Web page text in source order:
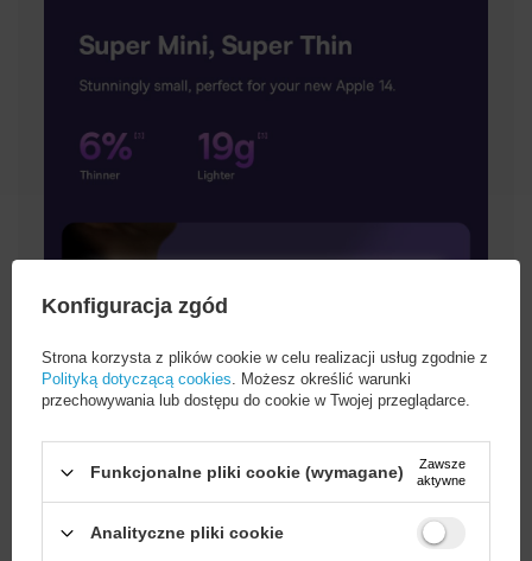
Konfiguracja zgód
Strona korzysta z plików cookie w celu realizacji usług zgodnie z
Polityką dotyczącą cookies . Możesz określić warunki
przechowywania lub dostępu do cookie w Twojej przeglądarce.
Funkcjonalne pliki cookie (wymagane)
Zawsze
aktywne
Analityczne pliki cookie